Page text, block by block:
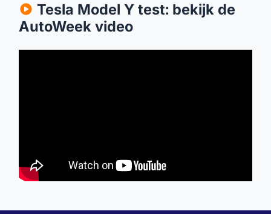
Tesla Model Y test: bekijk de
AutoWeek video